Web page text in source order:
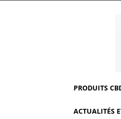
PRODUITS
ACTUALITÉS